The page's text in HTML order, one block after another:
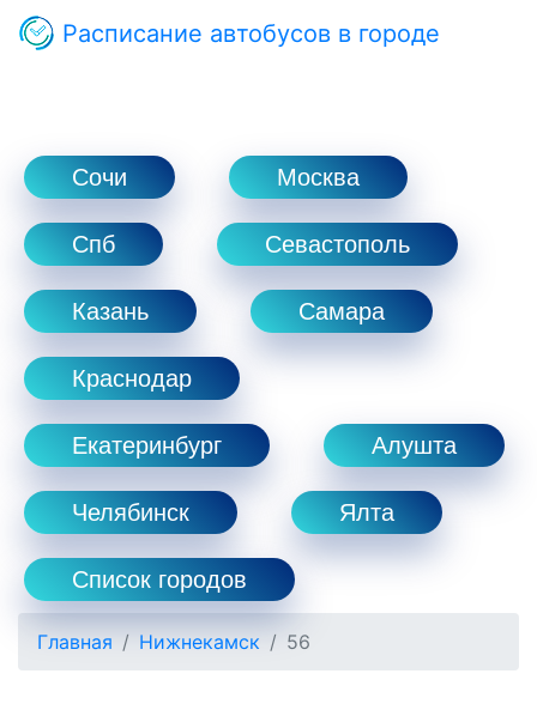
Расписание автобусов в городе
Сочи Москва
Спб Севастополь
Казань Самара
Краснодар
Екатеринбург Алушта
Челябинск Ялта
Список городов
Главная Нижнекамск 56